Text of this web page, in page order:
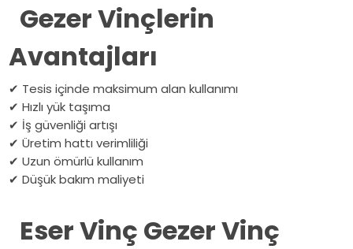
Gezer Vinçlerin
Avantajları
✔ Tesis içinde maksimum alan kullanımı
✔ Hızlı yük taşıma
✔ İş güvenliği artışı
✔ Üretim hattı verimliliği
✔ Uzun ömürlü kullanım
✔ Düşük bakım maliyeti
Eser Vinç Gezer Vinç